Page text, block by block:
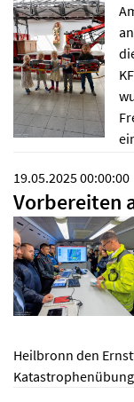
19.05.2025 00:00:00
Vorbereiten
Heilbronn den
Katastrophenübung